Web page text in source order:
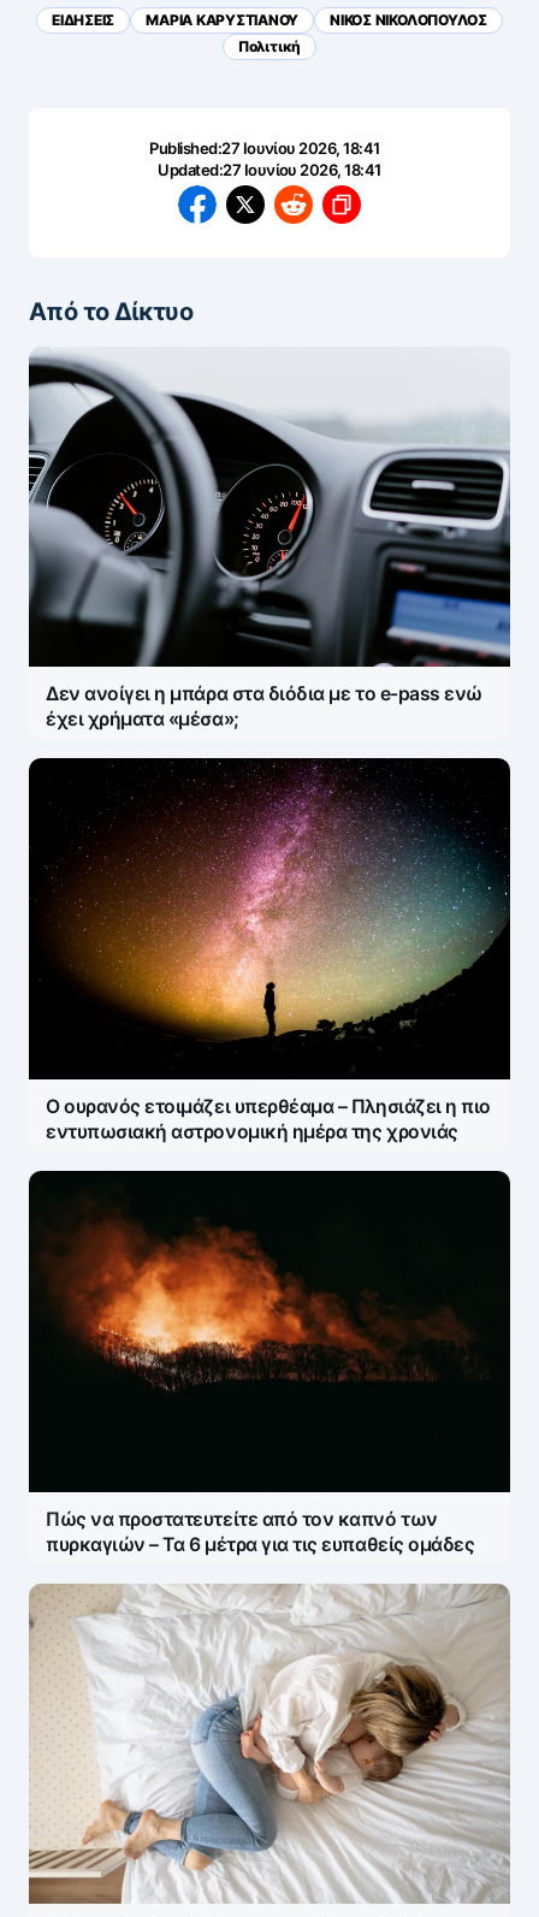
ΕΙΔΗΣΕΙΣ ΜΑΡΙΑ ΚΑΡΥΣΤΙΑΝΟΥ
ΝΙΚΟΣ ΝΙΚΟΛΟΠΟΥΛΟΣ
Πολιτική
Published:27 Ιουνίου 2026, 18:41
Updated:27 Ιουνίου 2026, 18:41
Από το Δίκτυο
Δεν ανοίγει η μπάρα στα διόδια με το e-pass ενώ
έχει χρήματα «μέσα»;
Ο ουρανός ετοιμάζει υπερθέαμα – Πλησιάζει η πιο
εντυπωσιακή αστρονομική ημέρα της χρονιάς
Πώς να προστατευτείτε από τον καπνό των
πυρκαγιών – Τα 6 μέτρα για τις ευπαθείς ομάδες